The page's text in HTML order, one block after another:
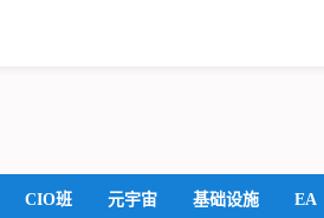
CIO班 元宇宙 基础设施 EA